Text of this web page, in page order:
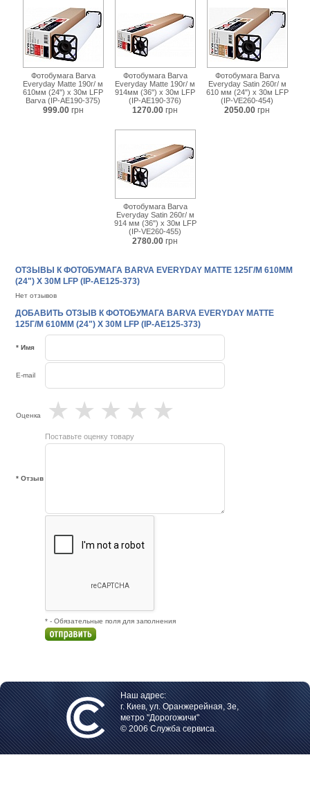
Фотобумага Barva
Everyday Matte 190г/ м
610мм (24") x 30м LFP
Barva (IP-AE190-375)
999.00 грн
Фотобумага Barva
Everyday Matte 190г/ м
914мм (36") x 30м LFP
(IP-AE190-376)
1270.00 грн
Фотобумага Barva
Everyday Satin 260г/ м
610 мм (24") x 30м LFP
(IP-VE260-454)
2050.00 грн
Фотобумага Barva
Everyday Satin 260г/ м
914 мм (36") x 30м LFP
(IP-VE260-455)
2780.00 грн
ОТЗЫВЫ К ФОТОБУМАГА BARVA EVERYDAY MATTE 125Г/М 610ММ
(24") X 30М LFP (IP-AE125-373)
Нет отзывов
ДОБАВИТЬ ОТЗЫВ К ФОТОБУМАГА BARVA EVERYDAY MATTE
125Г/М 610ММ (24") X 30М LFP (IP-AE125-373)
* Имя
E-mail
Оценка ★
★
★
★
★
Поставьте оценку товару
* Отзыв
* - Обязательные поля для заполнения
Наш адрес:
г. Киев, ул. Оранжерейная, 3е,
метро "Дорогожичи"
© 2006 Служба сервиса.